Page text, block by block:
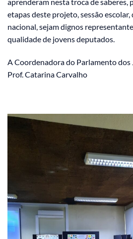
aprenderam nesta troca de saberes,
etapas deste projeto, sessão
nacional, sejam dignos
qualidade de jovens deputados.
A Coordenadora do Parlamento dos
Prof. Catarina Carvalho